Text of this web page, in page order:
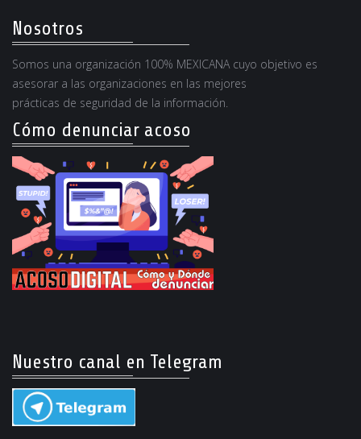
Nosotros
Somos una organización 100% MEXICANA cuyo objetivo es
asesorar a las organizaciones en las mejores
prácticas de seguridad de la información.
Cómo denunciar acoso
Nuestro canal en Telegram